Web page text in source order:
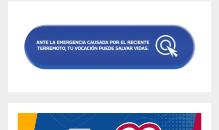
Keto + ACV Gummies?
Activlife Keto Gummies Reviews – Fake or
Legit? Know This First!
ACV For Health Keto Gummies Reviewed –
Gummies Must Read